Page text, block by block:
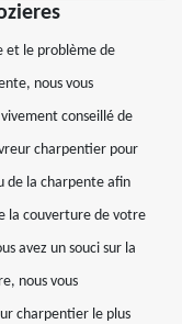
et le problème de
nous vous
conseillé de
charpentier pour
de la charpente afin
la couverture de votre
avez un souci sur la
nous vous
charpentier le plus